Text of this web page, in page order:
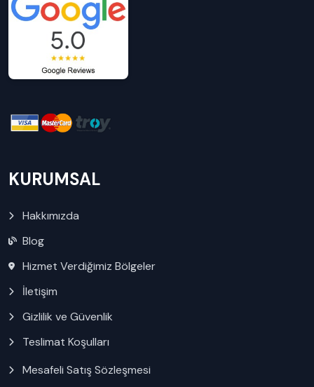
KURUMSAL
Hakkımızda
Blog
Hizmet Verdiğimiz Bölgeler
İletişim
Gizlilik ve Güvenlik
Teslimat Koşulları
Mesafeli Satış Sözleşmesi